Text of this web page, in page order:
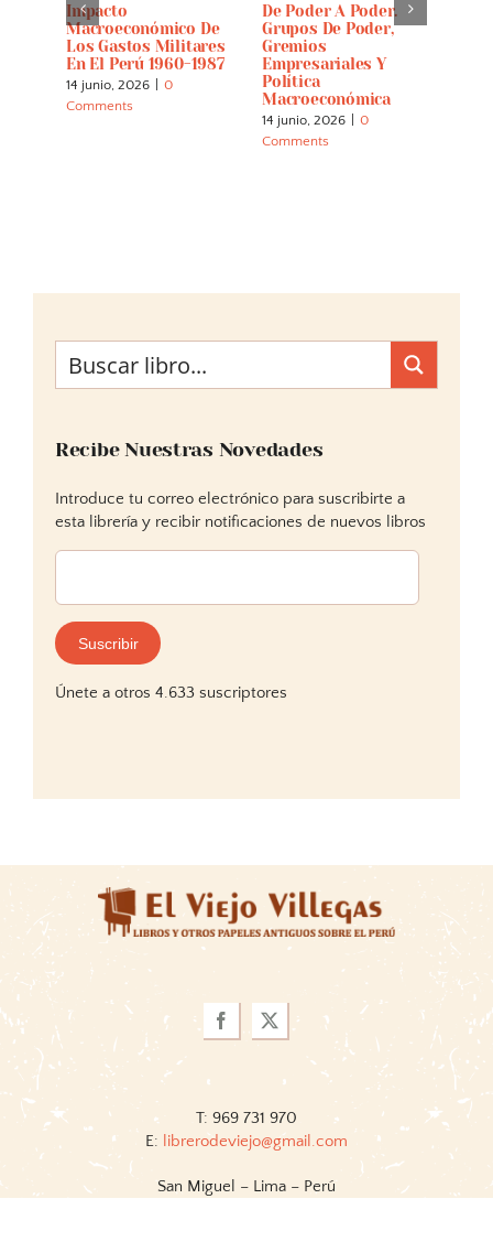
Impacto
Macroeconómico De
Los Gastos Militares
En El Perú 1960-1987
14 junio, 2026
0
Comments
De Poder A Poder.
Grupos De Poder,
Gremios
Empresariales Y
Política
Macroeconómica
14 junio, 2026
0
Comments
Recibe Nuestras Novedades
Introduce tu correo electrónico para suscribirte a
esta librería y recibir notificaciones de nuevos libros
Dirección
correo
electrónico:
Suscribir
Únete a otros 4.633 suscriptores
T: 969 731 970
E: librerodeviejo@gmail.com
San Miguel – Lima – Perú